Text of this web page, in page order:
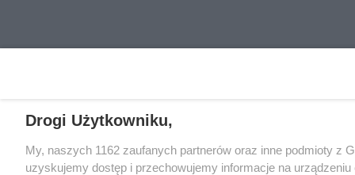
Drogi Użytkowniku,
My, naszych 1162 zaufanych partnerów oraz inne podmioty z
uzyskujemy dostęp i przechowujemy informacje na urządzeniu